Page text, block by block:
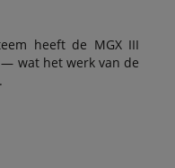
heeft de MGX III
wat het werk van de